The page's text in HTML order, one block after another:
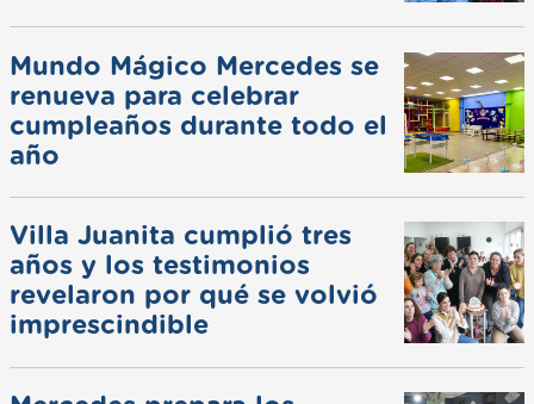
Mundo Mágico Mercedes se
renueva para celebrar
cumpleaños durante todo el
año
Villa Juanita cumplió tres
años y los testimonios
revelaron por qué se volvió
imprescindible